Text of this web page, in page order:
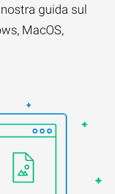
guida sul
MacOS,